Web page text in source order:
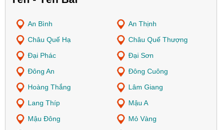
An Bình
An Thịnh
Châu Quế Hạ
Châu Quế Thượng
Đại Phác
Đại Sơn
Đông An
Đông Cuông
Hoàng Thắng
Lâm Giang
Lang Thíp
Mậu A
Mậu Đông
Mỏ Vàng